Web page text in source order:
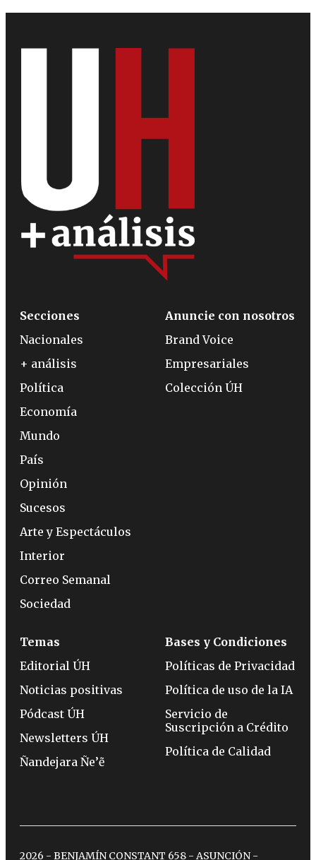
Secciones
Nacionales
+ análisis
Política
Economía
Mundo
País
Opinión
Sucesos
Arte y Espectáculos
Interior
Correo Semanal
Sociedad
Anuncie con nosotros
Brand Voice
Empresariales
Colección ÚH
Temas
Editorial ÚH
Noticias positivas
Pódcast ÚH
Newsletters ÚH
Ñandejara Ñe’ẽ
Bases y Condiciones
Políticas de Privacidad
Política de uso de la IA
Servicio de
Suscripción a Crédito
Política de Calidad
2026 - BENJAMÍN CONSTANT 658 - ASUNCIÓN -